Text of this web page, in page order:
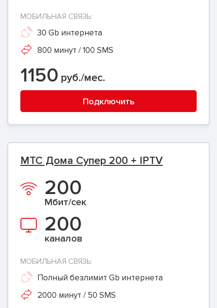
МОБИЛЬНАЯ СВЯЗЬ:
30 Gb интернета
800 минут / 100 SMS
1150 руб./мес.
Подключить
МТС Дома Супер 200 + IPTV
200
Мбит/сек
200
каналов
МОБИЛЬНАЯ СВЯЗЬ:
Полный безлимит Gb интернета
2000 минут / 50 SMS